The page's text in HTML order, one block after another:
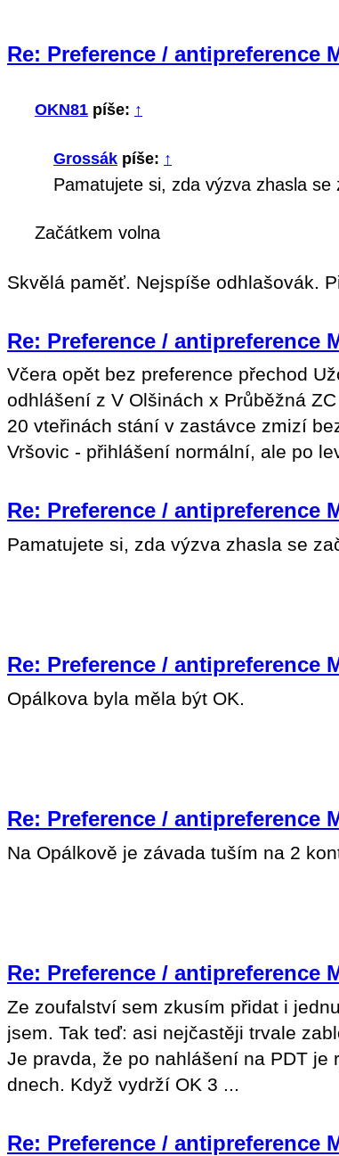
Re: Preference / antipreference
OKN81 píše: ↑
Grossák píše: ↑
Pamatujete si, zda výzva zhasla
Začátkem volna
Skvělá paměť. Nejspíše odhlašovák.
Re: Preference / antipreference
Včera opět bez preference přechod
odhlášení z V Olšinách x Průběžná
20 vteřinách stání v zastávce zmizí
Vršovic - přihlášení normální, ale po
Re: Preference / antipreference
Pamatujete si, zda výzva zhasla se
Re: Preference / antipreference
Opálkova byla měla být OK.
Re: Preference / antipreference
Na Opálkově je závada tuším na 2
Re: Preference / antipreference
Ze zoufalství sem zkusím přidat i
jsem. Tak teď: asi nejčastěji trvale
Je pravda, že po nahlášení na PDT
dnech. Když vydrží OK 3 ...
Re: Preference / antipreference